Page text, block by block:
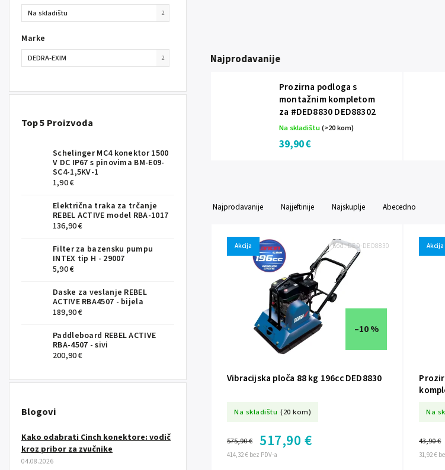
Na skladištu 2
Marke
DEDRA-EXIM 2
Top 5 Proizvoda
Schelinger MC4 konektor 1500
V DC IP67 s pinovima BM-E09-
SC4-1,5KV-1
1,90 €
Električna traka za trčanje
REBEL ACTIVE model RBA-1017
136,90 €
Filter za bazensku pumpu
INTEX tip H - 29007
5,90 €
Daske za veslanje REBEL
ACTIVE RBA4507 - bijela
189,90 €
Paddleboard REBEL ACTIVE
RBA-4507 - sivi
200,90 €
Blogovi
Kako odabrati Cinch konektore: vodič
kroz pribor za zvučnike
04.08.2026
Najprodavanije
Prozirna podloga s
montažnim kompletom
za #DED8830 DED88302
Na skladištu(>20 kom)
39,90 €
Najprodavanije Najjeftinije Najskuplje Abecedno
Akcija
–10 %
Vibracijska ploča 88 kg 196cc DED8830
Na skladištu (20 kom)
414,32 € bez PDV-a
575,90 € 517,90 €
Kod:DED-DED8830 Akcija
Na
31,92 €
43,90 €